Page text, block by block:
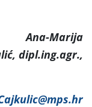
dipl.ing.agr.,